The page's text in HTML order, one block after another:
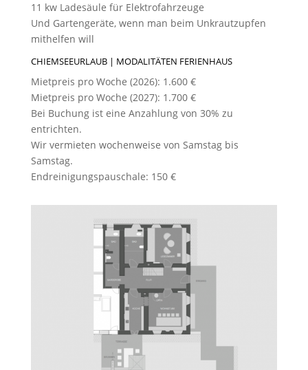
11 kw Ladesäule für Elektrofahrzeuge
Und Gartengeräte, wenn man beim Unkrautzupfen
mithelfen will
CHIEMSEEURLAUB | MODALITÄTEN FERIENHAUS
Mietpreis pro Woche (2026): 1.600 €
Mietpreis pro Woche (2027): 1.700 €
Bei Buchung ist eine Anzahlung von 30% zu
entrichten.
Wir vermieten wochenweise von Samstag bis
Samstag.
Endreinigungspauschale: 150 €